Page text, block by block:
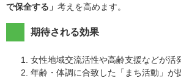
で保全する」 考えを高めます。
期待される効果
女性地域交流活性や高齢支援などが活
年齢・体調に合致した「まち活動」が